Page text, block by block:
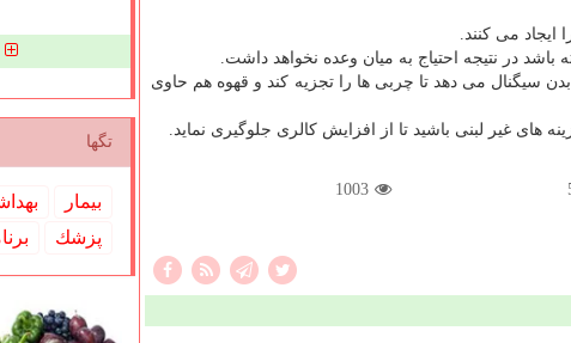
ایجاد می کنند.
در نتیجه احتیاج به میان وعده نخواهد داشت.
سیگنال می دهد تا چربی ها را تجزیه کند و قهوه هم حاوی
های غیر لبنی باشید تا از افزایش کالری جلوگیری نماید.
1003
تگها
بیمار
پزشك